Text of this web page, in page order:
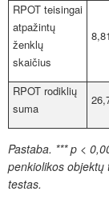
RPOT teisingai
atpažintų
ženklų
skaičius
8,81
RPOT rodiklių
suma
Pastaba. *** p <
penkiolikos objektų
testas.